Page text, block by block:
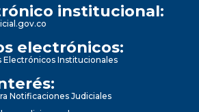
institucional:
electrónicos:
Institucionales
Notificaciones Judiciales